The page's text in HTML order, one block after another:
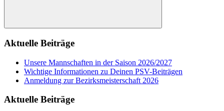
Suchen
Aktuelle Beiträge
Unsere Mannschaften in der Saison 2026/2027
Wichtige Informationen zu Deinen PSV-Beiträgen
Anmeldung zur Bezirksmeisterschaft 2026
Aktuelle Beiträge